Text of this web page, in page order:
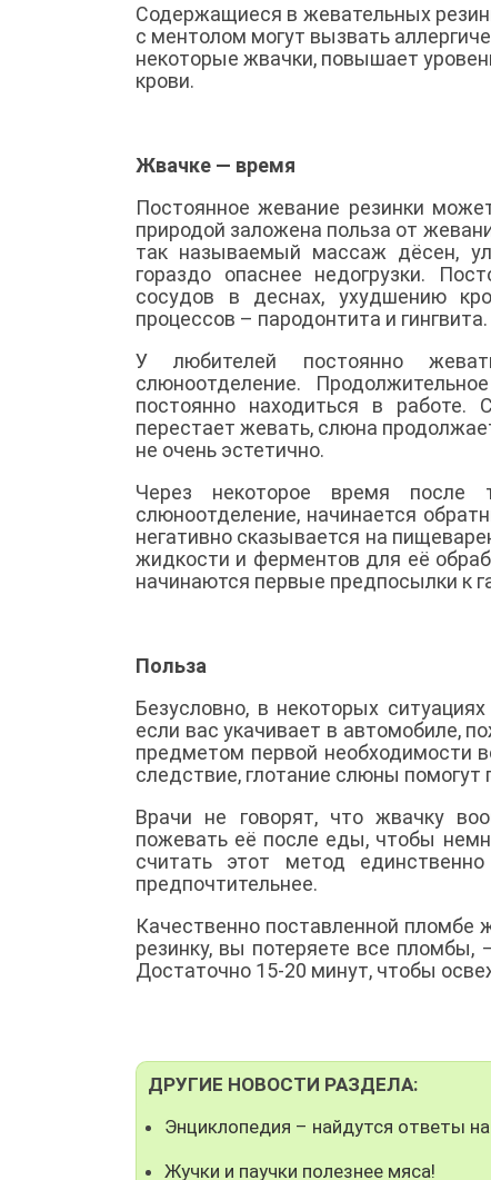
Содержащиеся в жевательных
с ментолом могут вызвать
некоторые жвачки, повышает
крови.
Жвачке — время
Постоянное жевание резинки
природой заложена польза от
так называемый массаж дёсен,
гораздо опаснее недогрузки.
сосудов в деснах, ухудшению
процессов – пародонтита и гингвита.
У любителей постоянно
слюноотделение.
постоянно находиться в
перестает жевать, слюна
не очень эстетично.
Через некоторое время после
слюноотделение, начинается
негативно сказывается на
жидкости и ферментов для её
начинаются первые предпосылки к
Польза
Безусловно, в некоторых
если вас укачивает в автомобиле,
предметом первой необходимости
следствие, глотание слюны
Врачи не говорят, что жвачку
пожевать её после еды, чтобы
считать этот метод
предпочтительнее.
Качественно поставленной пломбе
резинку, вы потеряете все
Достаточно 15-20 минут, чтобы
ДРУГИЕ НОВОСТИ РАЗДЕЛА:
Энциклопедия – найдутся ответы
Жучки и паучки полезнее мяса!